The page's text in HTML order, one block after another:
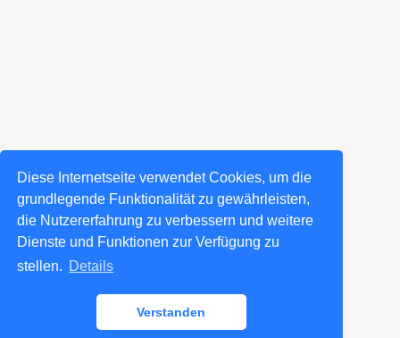
Diese Internetseite verwendet Cookies, um die
grundlegende Funktionalität zu gewährleisten,
die Nutzererfahrung zu verbessern und weitere
Dienste und Funktionen zur Verfügung zu
stellen. Details
Verstanden